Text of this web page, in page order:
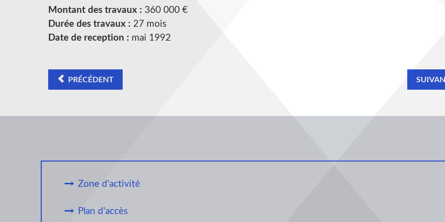
Montant des travaux : 360 000 €
Durée des travaux : 27 mois
Date de reception : mai 1992
PRÉCÉDENT
Zone d'activité
Plan d'accès